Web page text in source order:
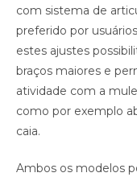
com sistema de
preferido por
estes ajustes
braços maiores e
atividade com a
como por exemplo
caia.
Ambos os modelos